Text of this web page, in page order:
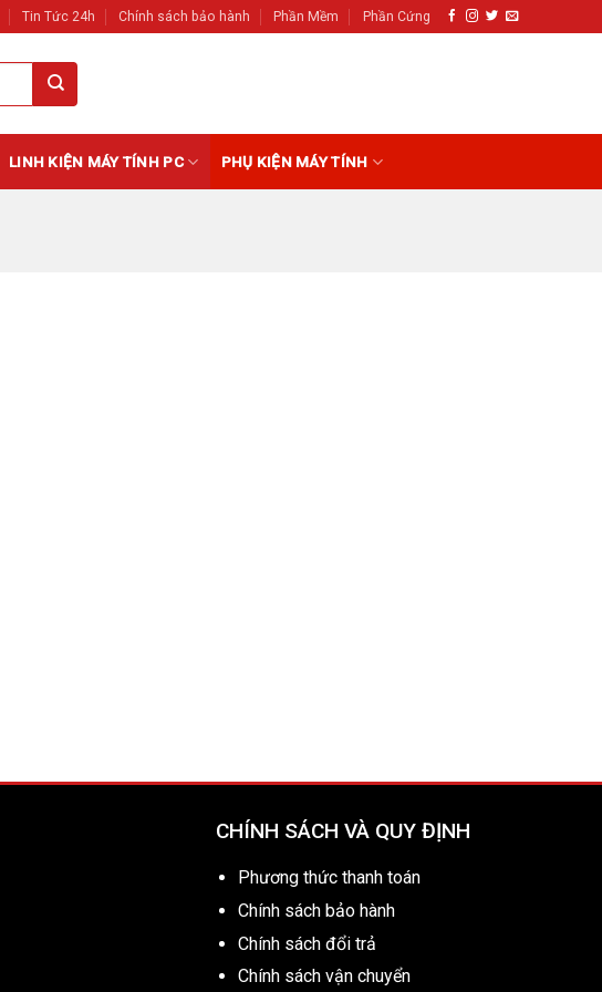
Tin Tức 24h Chính sách bảo hành Phần Mềm Phần Cứng
LINH KIỆN MÁY TÍNH PC PHỤ KIỆN MÁY TÍNH
CHÍNH SÁCH VÀ QUY ĐỊNH
Phương thức thanh toán
Chính sách bảo hành
Chính sách đổi trả
Chính sách vận chuyển